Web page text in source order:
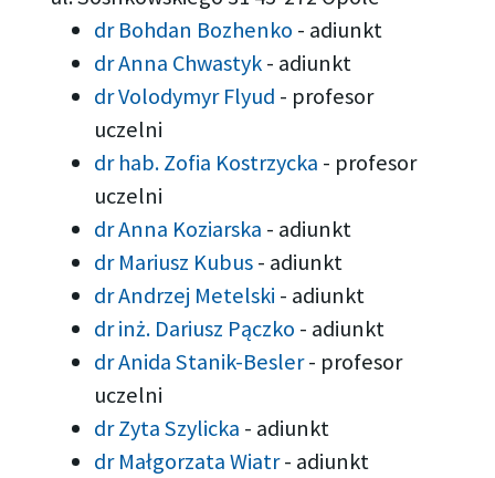
dr Bohdan Bozhenko - adiunkt
dr Anna Chwastyk- adiunkt
dr Volodymyr Flyud - profesor
uczelni
dr hab. Zofia Kostrzycka - profesor
uczelni
dr Anna Koziarska - adiunkt
dr Mariusz Kubus- adiunkt
dr Andrzej Metelski - adiunkt
dr inż. Dariusz Pączko - adiunkt
dr Anida Stanik-Besler- profesor
uczelni
dr Zyta Szylicka - adiunkt
dr Małgorzata Wiatr- adiunkt